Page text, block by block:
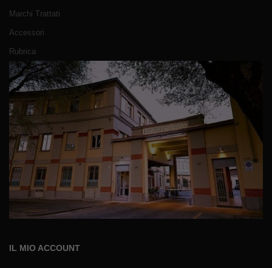
Marchi Trattati
Accessori
Rubrica
IL MIO ACCOUNT